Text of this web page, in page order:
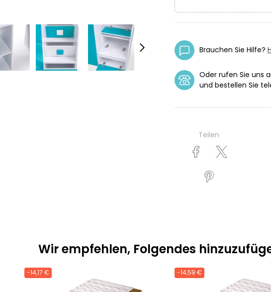
Brauchen Sie Hilfe?
Oder rufen Sie uns
und bestellen Sie
Teilen
Wir empfehlen, Folgendes
-14,17 € -14,59 €